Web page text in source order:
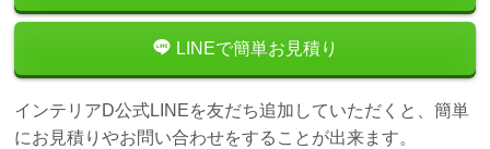
LINEで簡単お見積り
インテリアD公式LINEを友だち追加していただくと、簡単
にお見積りやお問い合わせをすることが出来ます。